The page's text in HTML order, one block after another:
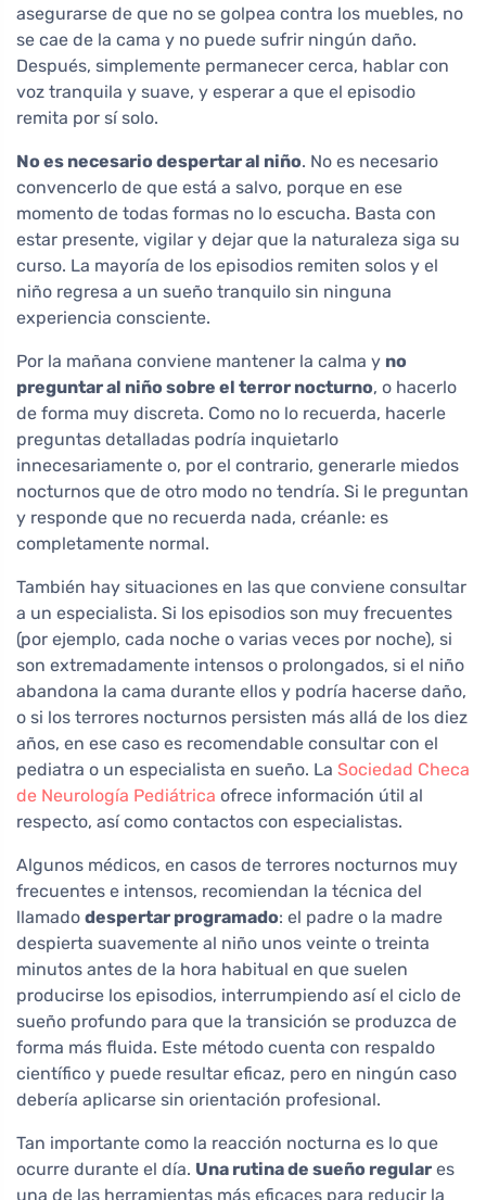
asegurarse de que no se golpea contra los muebles, no
se cae de la cama y no puede sufrir ningún daño.
Después, simplemente permanecer cerca, hablar con
voz tranquila y suave, y esperar a que el episodio
remita por sí solo.
No es necesario despertar al niño. No es necesario
convencerlo de que está a salvo, porque en ese
momento de todas formas no lo escucha. Basta con
estar presente, vigilar y dejar que la naturaleza siga su
curso. La mayoría de los episodios remiten solos y el
niño regresa a un sueño tranquilo sin ninguna
experiencia consciente.
Por la mañana conviene mantener la calma y no
preguntar al niño sobre el terror nocturno, o hacerlo
de forma muy discreta. Como no lo recuerda, hacerle
preguntas detalladas podría inquietarlo
innecesariamente o, por el contrario, generarle miedos
nocturnos que de otro modo no tendría. Si le preguntan
y responde que no recuerda nada, créanle: es
completamente normal.
También hay situaciones en las que conviene consultar
a un especialista. Si los episodios son muy frecuentes
(por ejemplo, cada noche o varias veces por noche), si
son extremadamente intensos o prolongados, si el niño
abandona la cama durante ellos y podría hacerse daño,
o si los terrores nocturnos persisten más allá de los diez
años, en ese caso es recomendable consultar con el
pediatra o un especialista en sueño. La Sociedad Checa
de Neurología Pediátrica ofrece información útil al
respecto, así como contactos con especialistas.
Algunos médicos, en casos de terrores nocturnos muy
frecuentes e intensos, recomiendan la técnica del
llamado despertar programado: el padre o la madre
despierta suavemente al niño unos veinte o treinta
minutos antes de la hora habitual en que suelen
producirse los episodios, interrumpiendo así el ciclo de
sueño profundo para que la transición se produzca de
forma más fluida. Este método cuenta con respaldo
científico y puede resultar eficaz, pero en ningún caso
debería aplicarse sin orientación profesional.
Tan importante como la reacción nocturna es lo que
ocurre durante el día. Una rutina de sueño regular es
una de las herramientas más eficaces para reducir la